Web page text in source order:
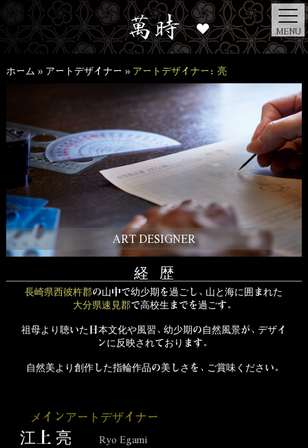
MENU
ホーム » アートデザイナー »アートデザイナー：亮
ART DESIGNER
経 歴
長崎県西彼杵郡の山中で幼少期を過ごし、山と海に囲まれた
大分県速見郡で高校生までを過ごす。
祖母より聴いた日本文化や風習、幼少期の自然風景が、デザイ
ンに反映されております。
自然美より創作した指輪作品の美しさを、ご賞味ください。
メインアートデザイナー
江上 亮 Ryo Egami